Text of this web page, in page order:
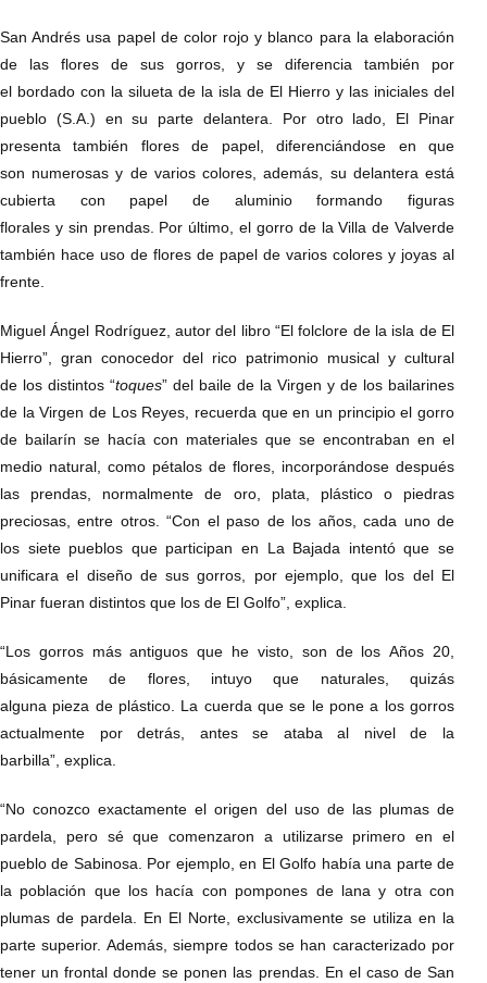
San Andrés usa papel de color rojo y blanco para la elaboración
de las flores de sus gorros, y se diferencia también por
el bordado con la silueta de la isla de El Hierro y las iniciales del
pueblo (S.A.) en su parte delantera. Por otro lado, El Pinar
presenta también flores de papel, diferenciándose en que
son numerosas y de varios colores, además, su delantera está
cubierta con papel de aluminio formando figuras
florales y sin prendas. Por último, el gorro de la Villa de Valverde
también hace uso de flores de papel de varios colores y joyas al
frente.
Miguel Ángel Rodríguez, autor del libro “El folclore de la isla de El
Hierro”, gran conocedor del rico patrimonio musical y cultural
de los distintos “toques” del baile de la Virgen y de los bailarines
de la Virgen de Los Reyes, recuerda que en un principio el gorro
de bailarín se hacía con materiales que se encontraban en el
medio natural, como pétalos de flores, incorporándose después
las prendas, normalmente de oro, plata, plástico o piedras
preciosas, entre otros. “Con el paso de los años, cada uno de
los siete pueblos que participan en La Bajada intentó que se
unificara el diseño de sus gorros, por ejemplo, que los del El
Pinar fueran distintos que los de El Golfo”, explica.
“Los gorros más antiguos que he visto, son de los Años 20,
básicamente de flores, intuyo que naturales, quizás
alguna pieza de plástico. La cuerda que se le pone a los gorros
actualmente por detrás, antes se ataba al nivel de la
barbilla”, explica.
“No conozco exactamente el origen del uso de las plumas de
pardela, pero sé que comenzaron a utilizarse primero en el
pueblo de Sabinosa. Por ejemplo, en El Golfo había una parte de
la población que los hacía con pompones de lana y otra con
plumas de pardela. En El Norte, exclusivamente se utiliza en la
parte superior. Además, siempre todos se han caracterizado por
tener un frontal donde se ponen las prendas. En el caso de San